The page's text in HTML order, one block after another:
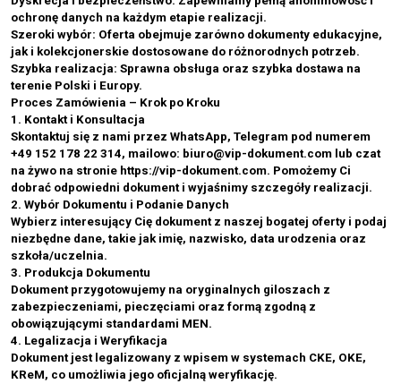
ochronę danych na każdym etapie realizacji.
Szeroki wybór: Oferta obejmuje zarówno dokumenty edukacyjne,
jak i kolekcjonerskie dostosowane do różnorodnych potrzeb.
Szybka realizacja: Sprawna obsługa oraz szybka dostawa na
terenie Polski i Europy.
Proces Zamówienia – Krok po Kroku
1. Kontakt i Konsultacja
Skontaktuj się z nami przez WhatsApp, Telegram pod numerem
+49 152 178 22 314, mailowo: biuro@vip-dokument.com lub czat
na żywo na stronie https://vip-dokument.com. Pomożemy Ci
dobrać odpowiedni dokument i wyjaśnimy szczegóły realizacji.
2. Wybór Dokumentu i Podanie Danych
Wybierz interesujący Cię dokument z naszej bogatej oferty i podaj
niezbędne dane, takie jak imię, nazwisko, data urodzenia oraz
szkoła/uczelnia.
3. Produkcja Dokumentu
Dokument przygotowujemy na oryginalnych giloszach z
zabezpieczeniami, pieczęciami oraz formą zgodną z
obowiązującymi standardami MEN.
4. Legalizacja i Weryfikacja
Dokument jest legalizowany z wpisem w systemach CKE, OKE,
KReM, co umożliwia jego oficjalną weryfikację.